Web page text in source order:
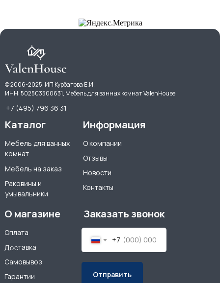
Каталог
Мебель для ванных
комнат
Мебель на заказ
Раковины и
умывальники
Оплата
Доставка
© 2006-2025, ИП Курбатова Е.И.
ИНН: 502503500631, Мебель для ванных комнат ValenHouse
Самовывоз
Гарантии
О магазине
+7
Отправить
Заказать звонок
Информация
О компании
Отзывы
Контакты
Новости
+7 (495) 796 36 31